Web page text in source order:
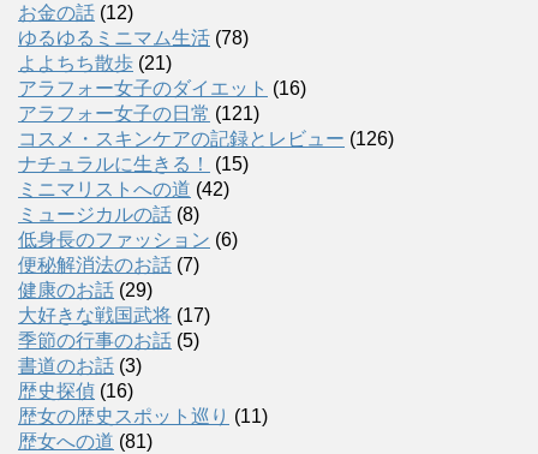
お金の話 (12)
ゆるゆるミニマム生活 (78)
よよちち散歩 (21)
アラフォー女子のダイエット (16)
アラフォー女子の日常 (121)
コスメ・スキンケアの記録とレビュー (126)
ナチュラルに生きる！
(15)
ミニマリストへの道 (42)
ミュージカルの話 (8)
低身長のファッション (6)
便秘解消法のお話 (7)
健康のお話 (29)
大好きな戦国武将 (17)
季節の行事のお話 (5)
書道のお話 (3)
歴史探偵 (16)
歴女の歴史スポット巡り (11)
歴女への道 (81)